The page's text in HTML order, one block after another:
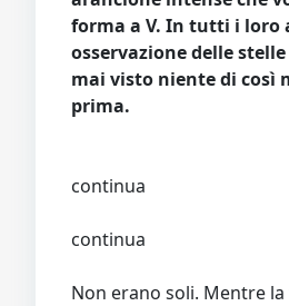
forma a V. In tutti i loro
osservazione delle
mai visto niente di così
prima.
continua
continua
Non erano soli. Mentre